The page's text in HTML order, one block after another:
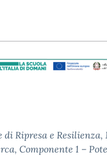
di Ripresa e Resilienza,
Componente 1 –